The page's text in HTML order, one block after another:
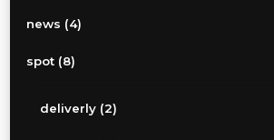
news (4)
spot (8)
deliverly (2)